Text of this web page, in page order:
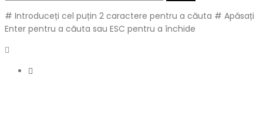
# Introduceți cel puțin 2 caractere pentru a căuta # Apăsați
Enter pentru a căuta sau ESC pentru a închide